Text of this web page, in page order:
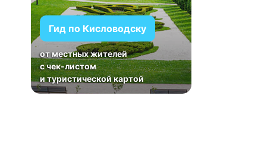
Гид по Кисловодску
от местных жителей
с чек-листом
и туристической картой